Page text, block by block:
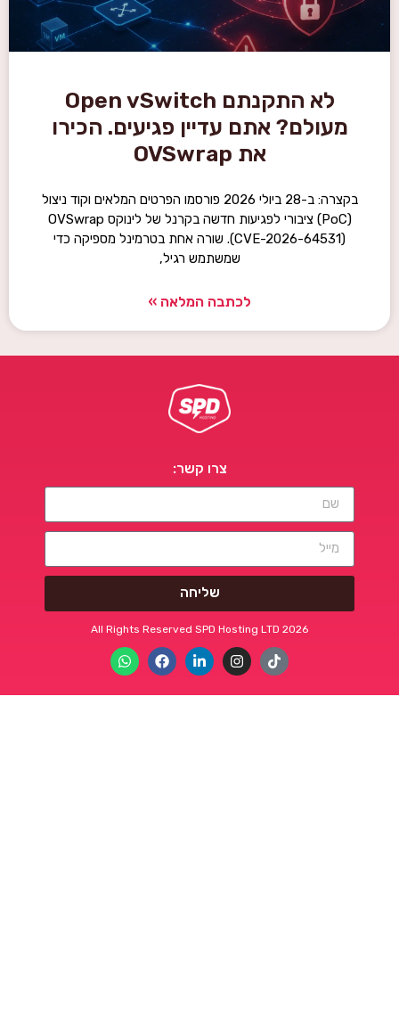
לא התקנתם Open vSwitch
אתם עדיין פגיעים. הכירו
בקצרה: ב-28 ביולי 2026 פורסמו הפרטים המלאים וקוד ניצול
(PoC) ציבורי לפגיעות חדשה בקרנל של לינוקס OVSwrap
(CVE-2026-64531). שורה אחת בטרמינל מספיקה כדי
שמשתמש רגיל,
לכתבה המלאה »
All Rights Reserved SPD Hosting LTD 2026